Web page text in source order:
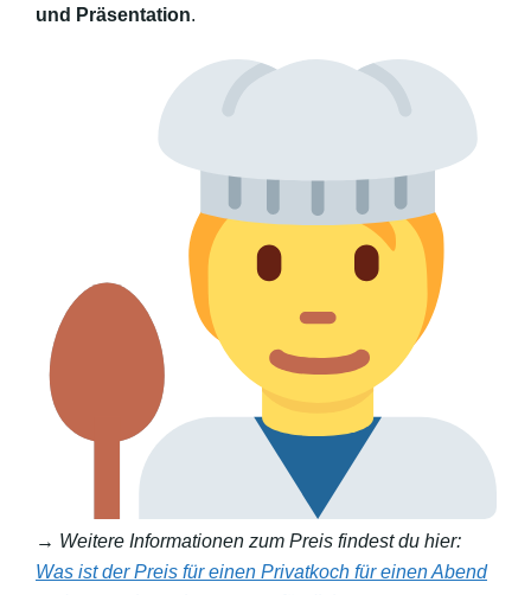
und Präsentation.
→ Weitere Informationen zum Preis findest du hier:
Was ist der Preis für einen Privatkoch für einen Abend